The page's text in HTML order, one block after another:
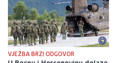
VJEŽBA BRZI ODGOVOR